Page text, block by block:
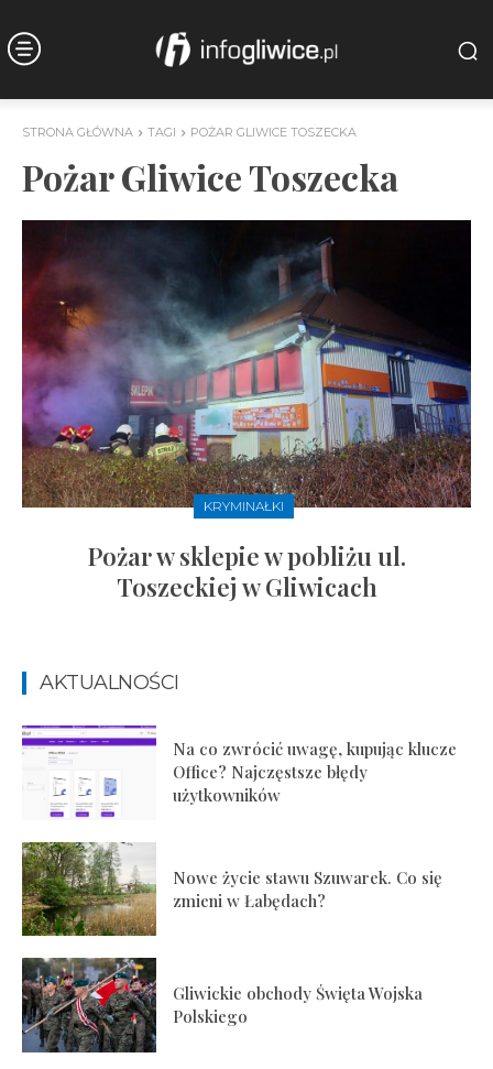
STRONA GŁÓWNA TAGI POŻAR GLIWICE TOSZECKA
Pożar Gliwice Toszecka
KRYMINAŁKI
Pożar w sklepie w pobliżu ul.
Toszeckiej w Gliwicach
AKTUALNOŚCI
Na co zwrócić uwagę, kupując klucze
Office? Najczęstsze błędy
użytkowników
Nowe życie stawu Szuwarek. Co się
zmieni w Łabędach?
Gliwickie obchody Święta Wojska
Polskiego